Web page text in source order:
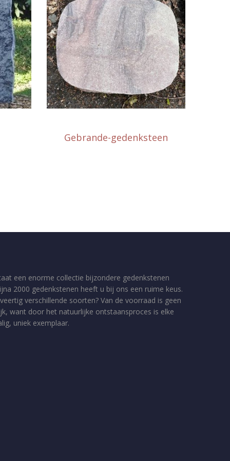
Gebrande-gedenksteen
een enorme collectie bijzondere gedenkstenen
2000 gedenkstenen heeft u bij ons een ruime keus.
verschillende soorten? Van de voorraad is geen
want door het natuurlijke ontstaansproces is elke
uniek exemplaar.